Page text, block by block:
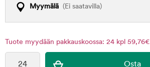
Myymälä (Ei saatavilla)
Tuote myydään pakkauskoossa: 24 kpl 59,76€